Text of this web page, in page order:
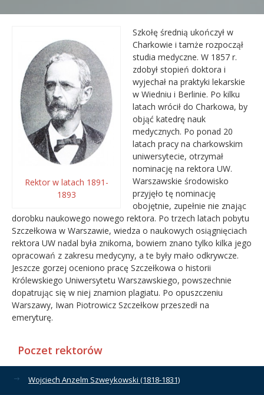
Absolwent
Rektor w latach 1891-
1893
Szkołę średnią ukończył w
Charkowie i tamże rozpoczął
studia medyczne. W 1857 r.
zdobył stopień doktora i
wyjechał na praktyki lekarskie
w Wiedniu i Berlinie. Po kilku
latach wrócił do Charkowa, by
objąć katedrę nauk
medycznych. Po ponad 20
latach pracy na charkowskim
uniwersytecie, otrzymał
nominację na rektora UW.
Warszawskie środowisko
przyjęło tę nominację
obojętnie, zupełnie nie znając
dorobku naukowego nowego rektora. Po trzech latach pobytu
Szczełkowa w Warszawie, wiedza o naukowych osiągnięciach
rektora UW nadal była znikoma, bowiem znano tylko kilka jego
opracowań z zakresu medycyny, a te były mało odkrywcze.
Jeszcze gorzej oceniono pracę Szczełkowa o historii
Królewskiego Uniwersytetu Warszawskiego, powszechnie
dopatrując się w niej znamion plagiatu. Po opuszczeniu
Warszawy, Iwan Piotrowicz Szczełkow przeszedł na
emeryturę.
Poczet rektorów
Wojciech Anzelm Szweykowski (1818-1831)